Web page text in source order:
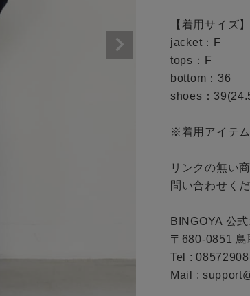
WEB限定アイテムを探す
履き比べ可能商品から探す
お知らせ・ご利用ガイド
在庫あり
【着用サイズ】
jacket：F
tops：F
bottom：36
shoes：
※着用アイテム
リンクの無い
問い合わせくだ
BINGOYA 公
〒680-0851 鳥
Tel :
Mail :